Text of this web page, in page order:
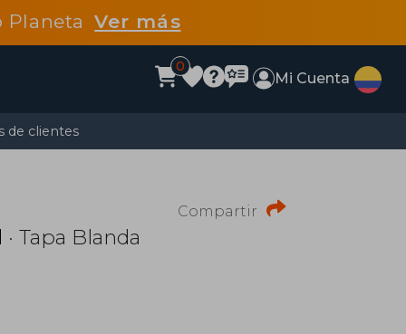
PlanetaVer más
0
Mi Cuenta
de clientes
Compartir
· Tapa Blanda